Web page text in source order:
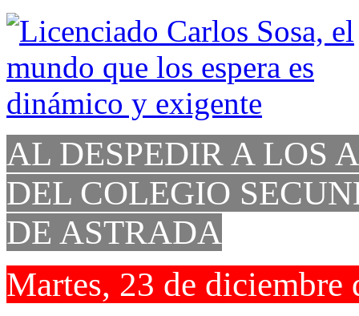
AL DESPEDIR A LOS
DEL COLEGIO
DE ASTRADA
Martes, 23 de diciembre